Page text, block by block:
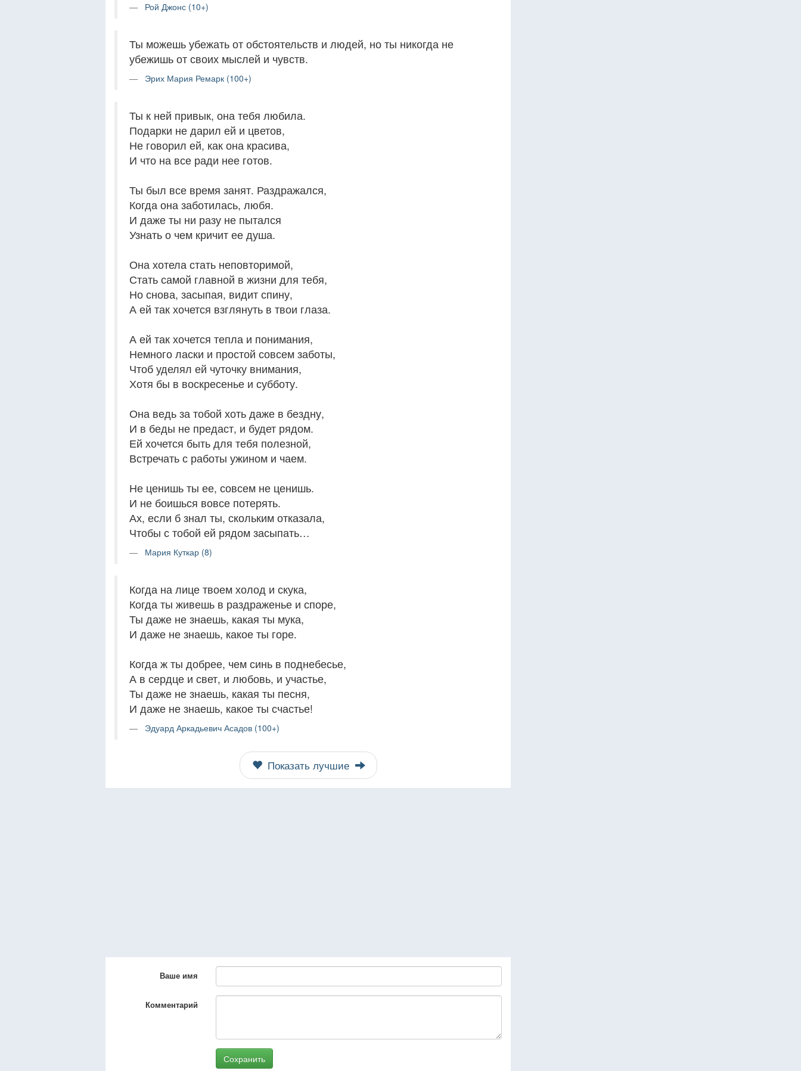
Рой Джонс (10+)
Ты можешь убежать от обстоятельств и людей, но ты никогда не
убежишь от своих мыслей и чувств.
Эрих Мария Ремарк (100+)
Ты к ней привык, она тебя любила.
Подарки не дарил ей и цветов,
Не говорил ей, как она красива,
И что на все ради нее готов.
Ты был все время занят. Раздражался,
Когда она заботилась, любя.
И даже ты ни разу не пытался
Узнать о чем кричит ее душа.
Она хотела стать неповторимой,
Стать самой главной в жизни для тебя,
Но снова, засыпая, видит спину,
А ей так хочется взглянуть в твои глаза.
А ей так хочется тепла и понимания,
Немного ласки и простой совсем заботы,
Чтоб уделял ей чуточку внимания,
Хотя бы в воскресенье и субботу.
Она ведь за тобой хоть даже в бездну,
И в беды не предаст, и будет рядом.
Ей хочется быть для тебя полезной,
Встречать с работы ужином и чаем.
Не ценишь ты ее, совсем не ценишь.
И не боишься вовсе потерять.
Ах, если б знал ты, скольким отказала,
Чтобы с тобой ей рядом засыпать…
Мария Куткар (8)
Когда на лице твоем холод и скука,
Когда ты живешь в раздраженье и споре,
Ты даже не знаешь, какая ты мука,
И даже не знаешь, какое ты горе.
Когда ж ты добрее, чем синь в поднебесье,
А в сердце и свет, и любовь, и участье,
Ты даже не знаешь, какая ты песня,
И даже не знаешь, какое ты счастье!
Эдуард Аркадьевич Асадов (100+)
Показать лучшие
Ваше имя
Комментарий
Сохранить